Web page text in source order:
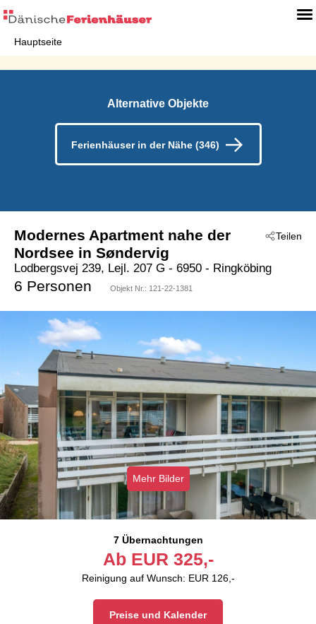
Hauptseite
Alternative Objekte
Ferienhäuser in der Nähe (346)
Teilen
Modernes Apartment nahe der
Nordsee in Søndervig
Lodbergsvej 239, Lejl. 207 G - 6950 - Ringköbing
6 Personen Objekt Nr.: 121-22-1381
Mehr Bilder
7 Übernachtungen
Ab EUR 325,-
Reinigung auf Wunsch: EUR 126,-
Preise und Kalender